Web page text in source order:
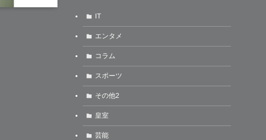
IT
エンタメ
コラム
スポーツ
その他2
皇室
芸能